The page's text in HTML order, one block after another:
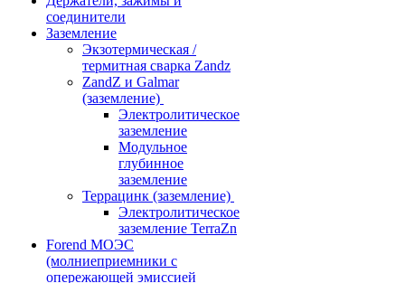
соединители
Заземление
Экзотермическая /
термитная сварка Zandz
ZandZ и Galmar
(заземление)
Электролитическое
заземление
Модульное
глубинное
заземление
Террацинк (заземление)
Электролитическое
заземление TerraZn
Forend МОЭС
(молниеприемники с
опережающей эмиссией